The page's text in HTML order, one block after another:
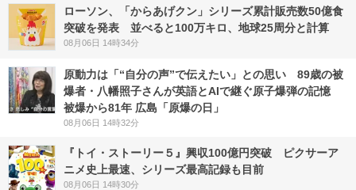
ローソン、「からあげクン」シリーズ累計販売数50億食
突破を発表 並べると100万キロ、地球25周分と計算
08月06日 14時34分
原動力は「“自分の声”で伝えたい」との思い 89歳の被
爆者・八幡照子さんが英語とAIで継ぐ原子爆弾の記憶
被爆から81年 広島「原爆の日」
08月06日 14時32分
『トイ・ストーリー５』興収100億円突破 ピクサーア
ニメ史上最速、シリーズ最高記録も目前
08月06日 14時30分